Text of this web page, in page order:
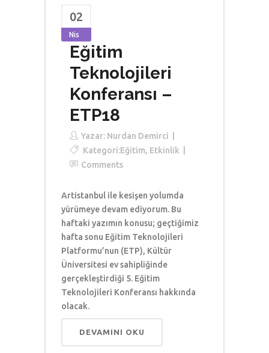
02
Nis
Eğitim
Teknolojileri
Konferansı –
ETP18
Yazar: Nurdan Demirci
Kategori:Eğitim, Etkinlik
Comments
Artistanbul ile kesişen yolumda
yürümeye devam ediyorum. Bu
haftaki yazımın konusu; geçtiğimiz
hafta sonu Eğitim Teknolojileri
Platformu’nun (ETP), Kültür
Üniversitesi ev sahipliğinde
gerçekleştirdiği 5. Eğitim
Teknolojileri Konferansı hakkında
olacak.
DEVAMINI OKU